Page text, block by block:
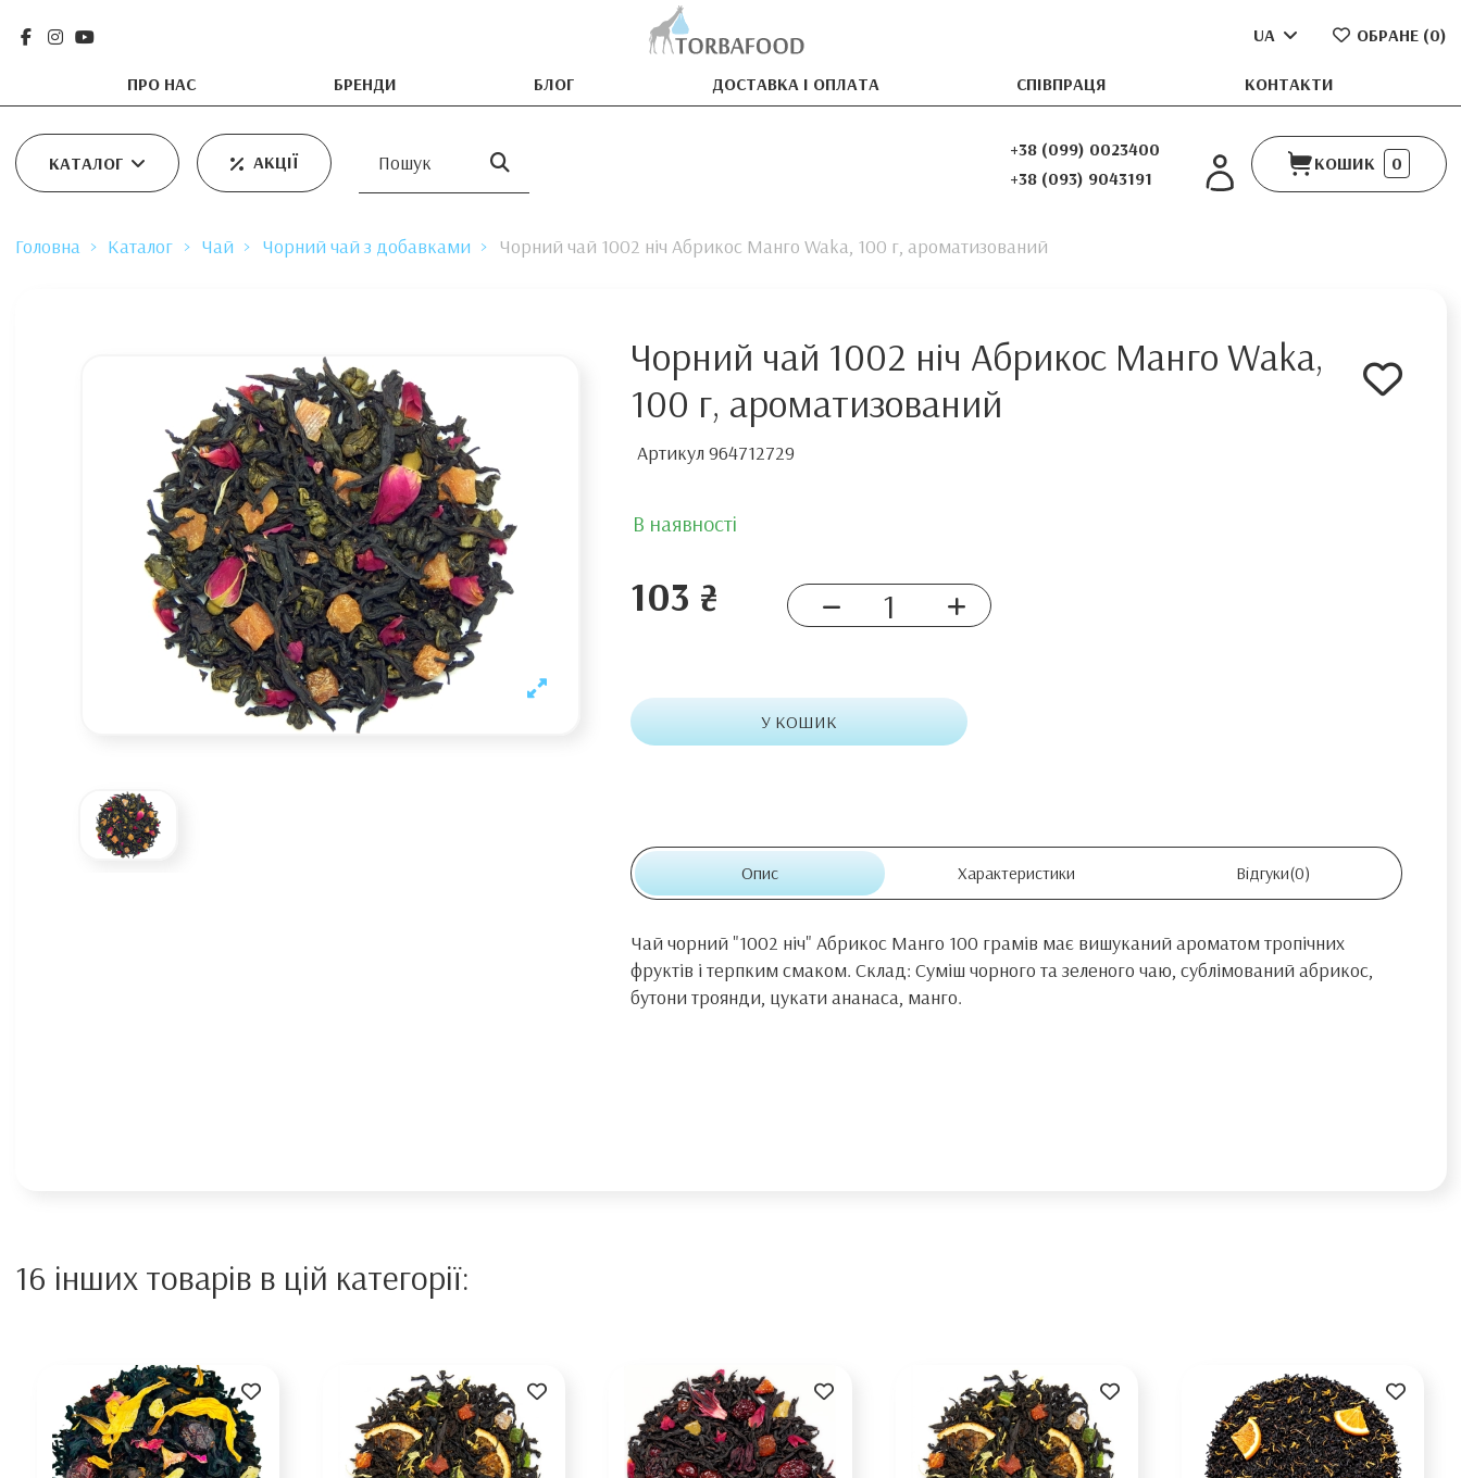
ПРО НАС БРЕНДИ БЛОГ ДОСТАВКА І ОПЛАТА СПІВПРАЦЯ КОНТАКТИ
UA ОБРАНЕ (0)
КАТАЛОГ АКЦІЇ
+38 (099) 0023400
+38 (093) 9043191
КОШИК 0
Головна Каталог Чай Чорний чай з добавками Чорний чай 1002 ніч Абрикос Манго Waka, 100 г, ароматизований
Чорний чай 1002 ніч Абрикос Манго Waka,
100 г, ароматизований
Артикул 964712729
В наявності
103 ₴
У КОШИК
Опис Характеристики Відгуки(0)
Чай чорний "1002 ніч" Абрикос Манго 100 грамів має вишуканий ароматом тропічних
фруктів і терпким смаком. Склад: Суміш чорного та зеленого чаю, сублімований абрикос,
бутони троянди, цукати ананаса, манго.
16 інших товарів в цій категорії: